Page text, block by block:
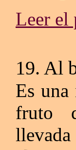
Leer
19. Al
Es una
fruto
llevada